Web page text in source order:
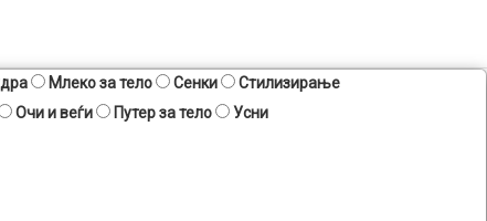
Млеко за тело Сенки
Стилизирање
Очи и веѓи Путер за тело
Усни